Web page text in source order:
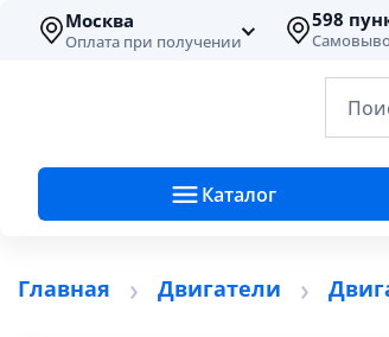
Москва
Оплата при получении
598
Каталог
Главная Двигатели